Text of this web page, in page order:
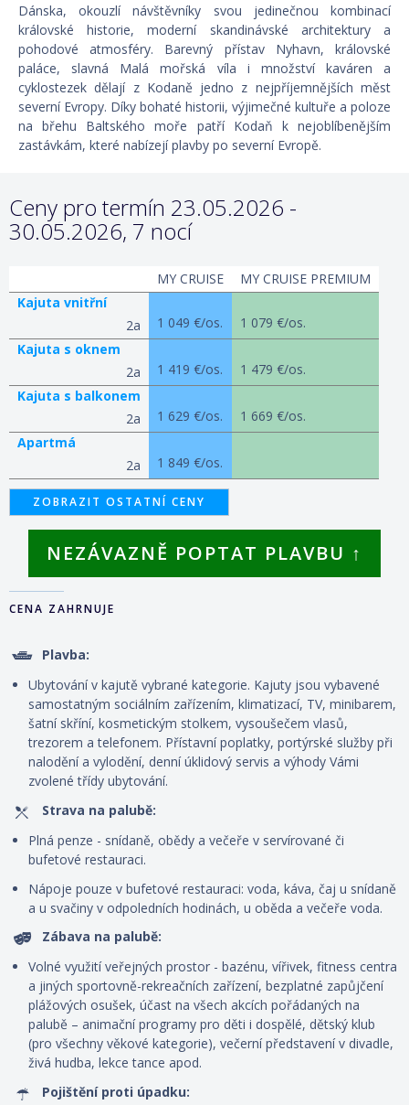
Dánska, okouzlí návštěvníky svou jedinečnou kombinací
královské historie, moderní skandinávské architektury a
pohodové atmosféry. Barevný přístav Nyhavn, královské
paláce, slavná Malá mořská víla i množství kaváren a
cyklostezek dělají z Kodaně jedno z nejpříjemnějších měst
severní Evropy. Díky bohaté historii, výjimečné kultuře a poloze
na břehu Baltského moře patří Kodaň k nejoblíbenějším
zastávkám, které nabízejí plavby po severní Evropě.
Ceny pro termín 23.05.2026 -
30.05.2026, 7 nocí
MY CRUISE
MY CRUISE PREMIUM
Kajuta vnitřní
2a
1 049 €/os.
1 079 €/os.
Kajuta s oknem
2a
1 419 €/os.
1 479 €/os.
Kajuta s balkonem
2a
1 629 €/os.
1 669 €/os.
Apartmá
2a
1 849 €/os.
ZOBRAZIT OSTATNÍ CENY
NEZÁVAZNĚ POPTAT PLAVBU ↑
CENA ZAHRNUJE
Plavba:
Ubytování v kajutě vybrané kategorie. Kajuty jsou vybavené
samostatným sociálním zařízením, klimatizací, TV, minibarem,
šatní skříní, kosmetickým stolkem, vysoušečem vlasů,
trezorem a telefonem. Přístavní poplatky, portýrské služby při
nalodění a vylodění, denní úklidový servis a výhody Vámi
zvolené třídy ubytování.
Strava na palubě:
Plná penze - snídaně, obědy a večeře v servírované či
bufetové restauraci.
Nápoje pouze v bufetové restauraci: voda, káva, čaj u snídaně
a u svačiny v odpoledních hodinách, u oběda a večeře voda.
Zábava na palubě:
Volné využití veřejných prostor - bazénu, vířivek, fitness centra
a jiných sportovně-rekreačních zařízení, bezplatné zapůjčení
plážových osušek, účast na všech akcích pořádaných na
palubě – animační programy pro děti i dospělé, dětský klub
(pro všechny věkové kategorie), večerní představení v divadle,
živá hudba, lekce tance apod.
Pojištění proti úpadku: